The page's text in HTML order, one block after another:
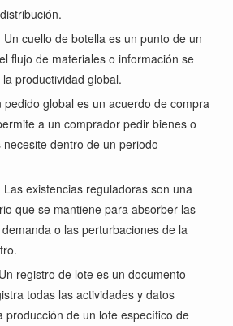
Un cuello de botella es un punto de un
flujo de materiales o información se
productividad global.
pedido global es un acuerdo de compra
a un comprador pedir bienes o
dentro de un periodo
Las existencias reguladoras son una
que se mantiene para absorber las
o las perturbaciones de la
registro de lote es un documento
todas las actividades y datos
producción de un lote específico de